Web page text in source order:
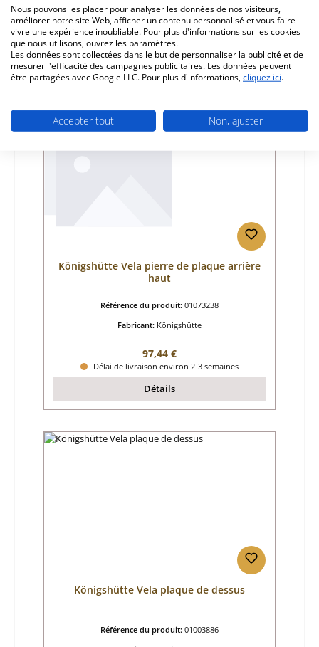
Prix régulier :
186,80 €
Délai de livraison environ 2-3 semaines
Détails
Königshütte Vela pierre de plaque arrière
haut
Référence du produit: 01073238
Fabricant: Königshütte
Prix régulier :
97,44 €
Délai de livraison environ 2-3 semaines
Détails
Königshütte Vela plaque de dessus
Référence du produit: 01003886
Nous pouvons les placer pour analyser les données de nos visiteurs,
améliorer notre site Web, afficher un contenu personnalisé et vous faire
vivre une expérience inoubliable. Pour plus d'informations sur les cookies
que nous utilisons, ouvrez les paramètres.
Les données sont collectées dans le but de personnaliser la publicité et de
mesurer l'efficacité des campagnes publicitaires. Les données peuvent
être partagées avec Google LLC. Pour plus d'informations,cliquez ici.
Accepter tout Non, ajuster